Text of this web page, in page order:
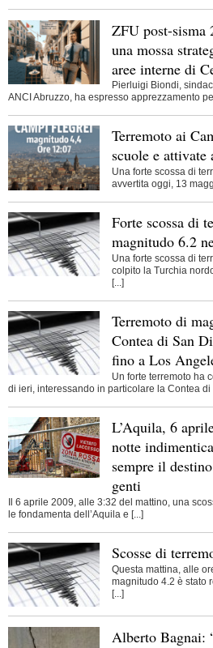
ZFU post-sisma
una mossa
aree interne di
Pierluigi Biondi,
ANCI Abruzzo, ha espresso apprezzamento
Terremoto ai
scuole e attivate
Una forte scossa di
avvertita oggi, 13
Forte scossa di
magnitudo 6.2
Una forte scossa di
colpito la Turchia
[...]
Terremoto di
Contea di San
fino a Los
Un forte terremoto ha
di ieri, interessando in particolare la Contea di
L’Aquila, 6
notte
sempre il
genti
Il 6 aprile 2009, alle 3:32 del mattino, una
le fondamenta dell’Aquila e [...]
Scosse di
Questa mattina, alle
magnitudo 4.2 è stato
[...]
Alberto Bagnai: